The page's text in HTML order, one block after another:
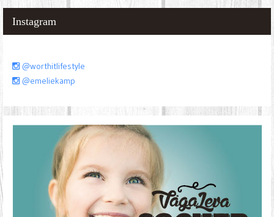
Instagram
@worthitlifestyle
@emeliekamp